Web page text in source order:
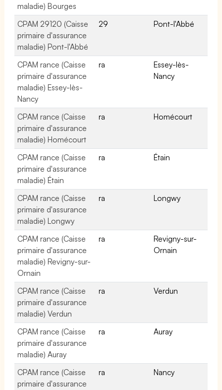
maladie) Bourges
CPAM 29120 (Caisse
primaire d'assurance
maladie) Pont-l'Abbé
29 Pont-l'Abbé
CPAM rance (Caisse
primaire d'assurance
maladie) Essey-lès-
Nancy
ra
Essey-lès-
Nancy
CPAM rance (Caisse
primaire d'assurance
maladie) Homécourt
ra Homécourt
CPAM rance (Caisse
primaire d'assurance
maladie) Étain
ra Étain
CPAM rance (Caisse
primaire d'assurance
maladie) Longwy
ra Longwy
CPAM rance (Caisse
primaire d'assurance
maladie) Revigny-sur-
Ornain
ra
Revigny-sur-
Ornain
CPAM rance (Caisse
primaire d'assurance
maladie) Verdun
ra Verdun
CPAM rance (Caisse
primaire d'assurance
maladie) Auray
ra Auray
CPAM rance (Caisse
primaire d'assurance
ra Nancy